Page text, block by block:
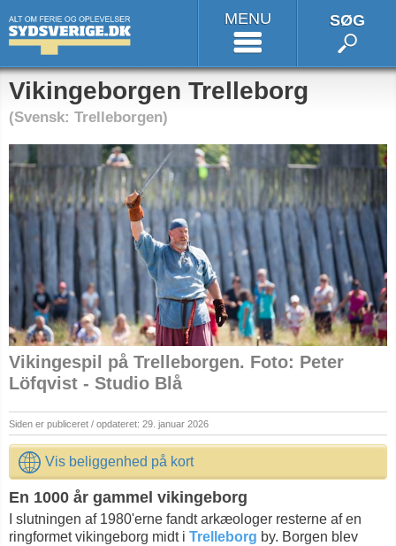
MENU SØG
Vikingeborgen Trelleborg
(Svensk: Trelleborgen)
Vikingespil på Trelleborgen. Foto: Peter
Löfqvist - Studio Blå
Siden er publiceret / opdateret: 29. januar 2026
Vis beliggenhed på kort
En 1000 år gammel vikingeborg
I slutningen af 1980'erne fandt arkæologer resterne af en
ringformet vikingeborg midt i Trelleborg by. Borgen blev